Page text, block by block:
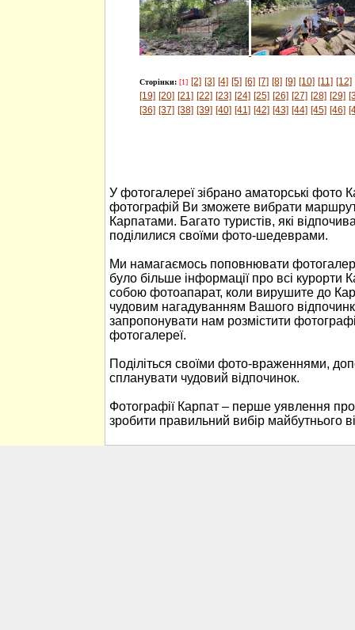
Сторінки: [1] [2] [3] [4] [5] [6] [7] [8] [9] [10] [11] [12]
[19] [20] [21] [22] [23] [24] [25] [26] [27] [28] [29]
[36] [37] [38] [39] [40] [41] [42] [43] [44] [45] [46]
У фотогалереї зібрано аматорські фото
фотографій Ви зможете вибрати
Карпатами. Багато туристів, які
поділилися своїми фото-шедеврами.
Ми намагаємось поповнювати
було більше інформації про всі курорти
собою фотоапарат, коли вирушите до
чудовим нагадуванням Вашого
запропонувати нам розмістити
фотогалереї.
Поділіться своїми фото-враженнями,
спланувати чудовий відпочинок.
Фотографії Карпат – перше уявлення
зробити правильний вибір майбутнього